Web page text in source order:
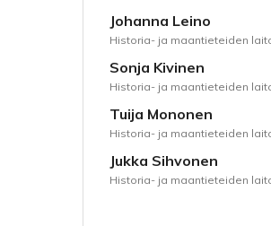
Johanna Leino
Historia- ja maantieteiden
Sonja Kivinen
Historia- ja maantieteiden
Tuija Mononen
Historia- ja maantieteiden
Jukka Sihvonen
Historia- ja maantieteiden